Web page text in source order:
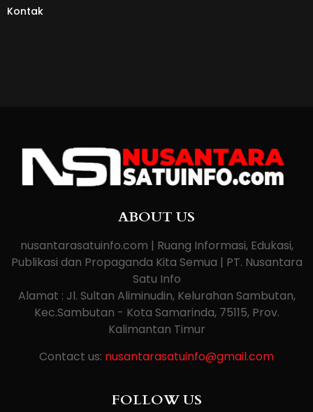
Kontak
ABOUT US
nusantarasatuinfo.com | Ruang Informasi, Edukasi,
Publikasi dan Propaganda Kita Semua | PT. Nusantara
Satu Info
Alamat : Jl. Sultan Aliminudin, Kelurahan Sambutan,
Kec.Sambutan - Kota Samarinda, 75115, Prov.
Kalimantan Timur
Contact us: nusantarasatuinfo@gmail.com
FOLLOW US